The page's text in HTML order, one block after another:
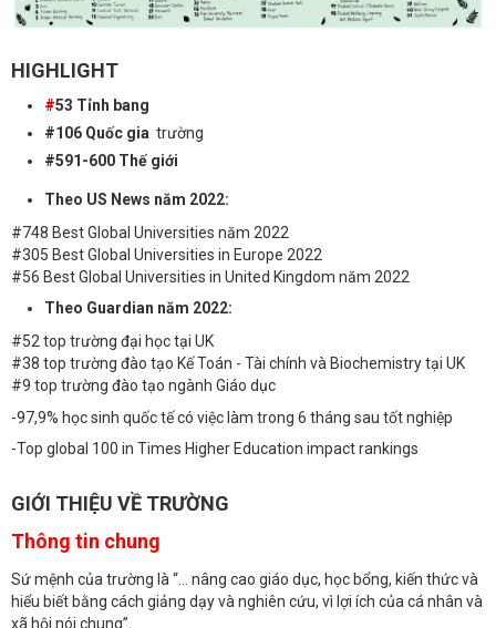
HIGHLIGHT
#53 Tỉnh bang
#106 Quốc gia trường
#591-600 Thế giới
Theo US News năm 2022:
#748 Best Global Universities năm 2022
#305 Best Global Universities in Europe 2022
#56 Best Global Universities in United Kingdom năm 2022
Theo Guardian năm 2022:
#52 top trường đại học tại UK
#38 top trường đào tạo Kế Toán - Tài chính và Biochemistry tại UK
#9 top trường đào tạo ngành Giáo dục
-97,9% học sinh quốc tế có việc làm trong 6 tháng sau tốt nghiệp
-Top global 100 in Times Higher Education impact rankings
GIỚI THIỆU VỀ TRƯỜNG
Thông tin chung
Sứ mệnh của trường là “… nâng cao giáo dục, học bổng, kiến thức và
hiểu biết bằng cách giảng dạy và nghiên cứu, vì lợi ích của cá nhân và
xã hội nói chung”.